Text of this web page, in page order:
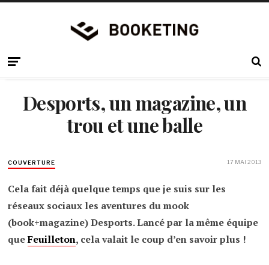
Desports, un magazine, un
trou et une balle
COUVERTURE 17 MAI 2013
Cela fait déjà quelque temps que je suis sur les
réseaux sociaux les aventures du mook
(book+magazine) Desports. Lancé par la même équipe
queFeuilleton, cela valait le coup d’en savoir plus !